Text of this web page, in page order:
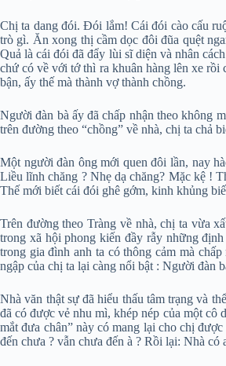
Chị ta dang đói. Đói lắm! Cái đói cào cấu
trò gì. Ăn xong thị cầm dọc đôi đũa quệt
Quả là cái đói đã đẩy lùi sĩ diện và nhân
chứ có về với tớ thì ra khuân hàng lên xe rồi
bận, ấy thế mà thành vợ thành chồng.
Người đàn bà ấy đã chấp nhận theo không
trên đường theo “chồng” về nhà, chị ta chả
Một người đàn ông mới quen đôi lần, nay
Liều lĩnh chăng ? Nhẹ dạ chăng? Mặc kệ !
Thế mới biết cái đói ghê gớm, kinh khủng
Trên đường theo Tràng về nhà, chị ta vừa
trong xã hội phong kiến đầy rẫy những
trong gia đình anh ta có thông cảm mà
ngập của chị ta lại càng nổi bật : Người đàn
Nhà văn thật sự đã hiểu thấu tâm trạng và
đã có được vẻ nhu mì, khép nép của một cô
mắt đưa chân” này có mang lại cho chị
đến chưa ? vẫn chưa đến à ? Rồi lại: Nhà có